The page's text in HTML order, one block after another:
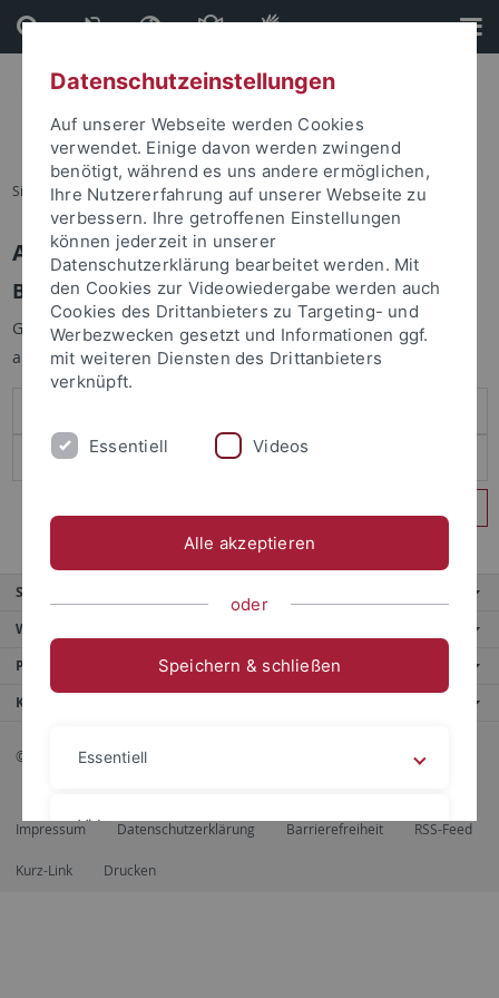
Direkt
zum
Inhalt
Direkt
zur
Fußleiste
Sie sind hier: Startseite
Anmelden
Benutzeranmeldung
Geben Sie Ihren Benutzernamen und Ihr Passwort an um sich
anzumelden:
Service
Weitere Angebote
Portale
Kontaktinfo
© 2026 Eberhard Karls Universität Tübingen, Tübingen
Impressum Datenschutzerklärung Barrierefreiheit RSS-Feed
Kurz-Link Drucken
Datenschutzeinstellungen
Auf unserer Webseite werden Cookies
verwendet. Einige davon werden zwingend
benötigt, während es uns andere ermöglichen,
Ihre Nutzererfahrung auf unserer Webseite zu
verbessern. Ihre getroffenen Einstellungen
können jederzeit in unserer
Datenschutzerklärung bearbeitet werden. Mit
den Cookies zur Videowiedergabe werden auch
Cookies des Drittanbieters zu Targeting- und
Werbezwecken gesetzt und Informationen ggf.
mit weiteren Diensten des Drittanbieters
verknüpft.
Essentiell Videos
Alle akzeptieren
oder
Speichern & schließen
Essentiell
Videos